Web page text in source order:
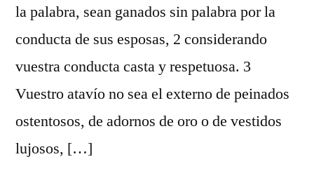
la palabra, sean ganados sin palabra por la
conducta de sus esposas, 2 considerando
vuestra conducta casta y respetuosa. 3
Vuestro atavío no sea el externo de peinados
ostentosos, de adornos de oro o de vestidos
lujosos, […]